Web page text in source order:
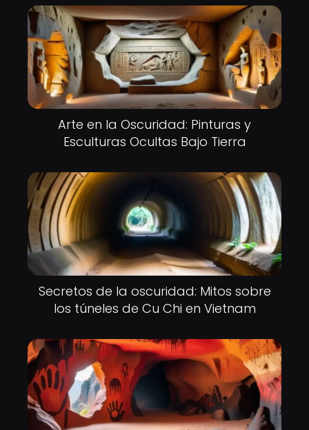
Arte en la Oscuridad: Pinturas y
Esculturas Ocultas Bajo Tierra
Secretos de la oscuridad: Mitos sobre
los túneles de Cu Chi en Vietnam